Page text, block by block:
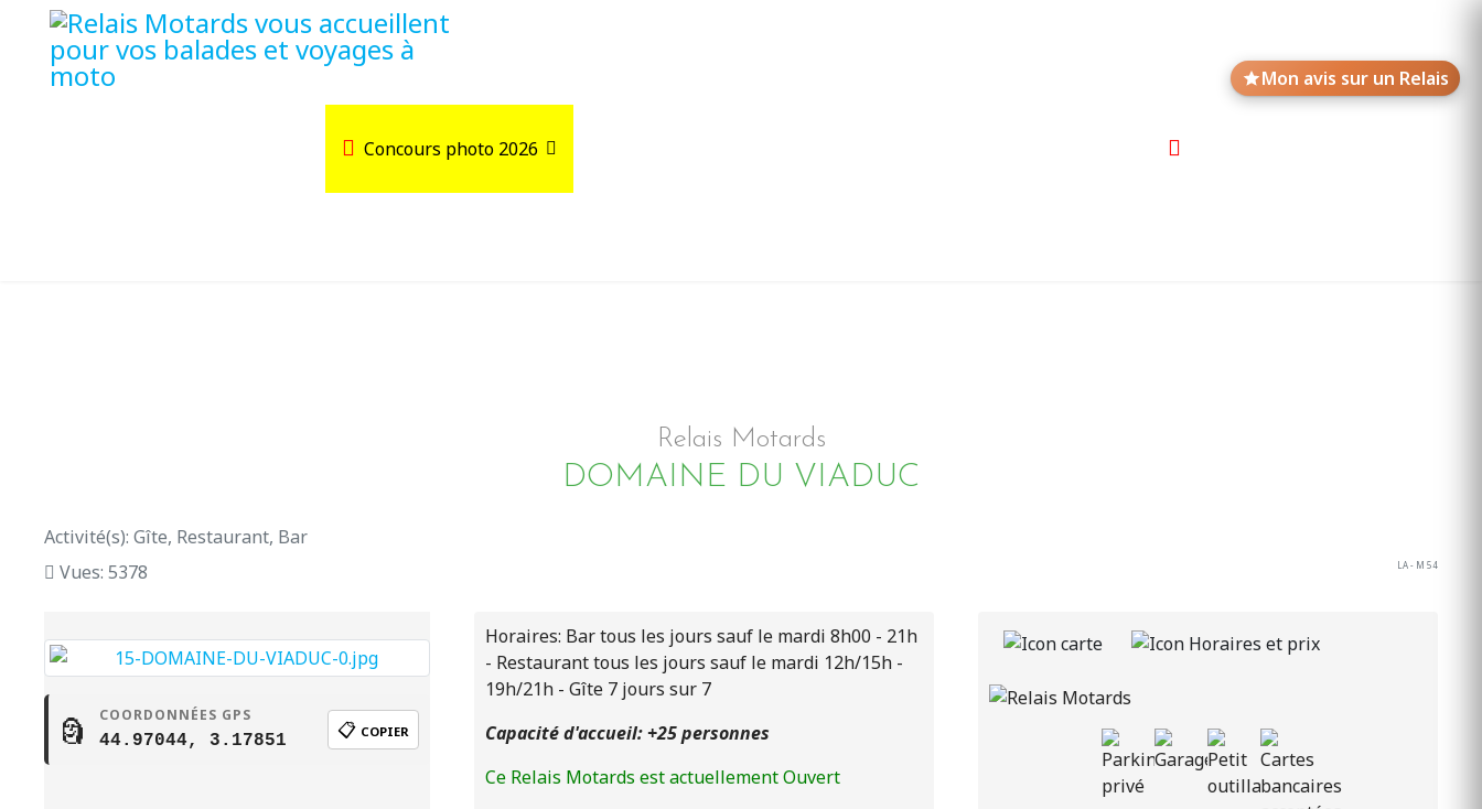
Mon avis sur un Relais
Concours photo 2026
Relais Motards
DOMAINE DU VIADUC
Activité(s): Gîte, Restaurant, Bar
Vues: 5378
LA - M 54
🗿 COORDONNÉES GPS
44.97044, 3.17851 📋 COPIER
Horaires: Bar tous les jours sauf le mardi 8h00 - 21h
- Restaurant tous les jours sauf le mardi 12h/15h -
19h/21h - Gîte 7 jours sur 7
Capacité d'accueil: +25 personnes
Ce Relais Motards est actuellement Ouvert